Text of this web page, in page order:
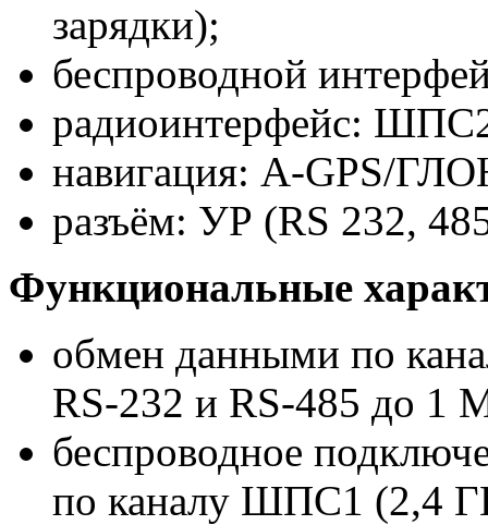
зарядки);
беспроводной
радиоинтерфейс:
навигация: A-GPS/
разъём: УР (RS 232,
Функциональные
обмен данными по
RS-232 и RS-485 до 1
беспроводное
по каналу ШПС1 (2,4